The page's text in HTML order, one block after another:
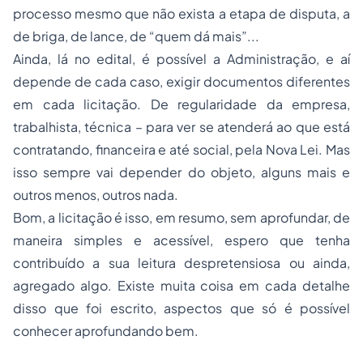
processo mesmo que não exista a etapa de disputa, a
de briga, de lance, de “quem dá mais”...
Ainda, lá no edital, é possível a Administração, e aí
depende de cada caso, exigir documentos diferentes
em cada licitação. De regularidade da empresa,
trabalhista, técnica – para ver se atenderá ao que está
contratando, financeira e até social, pela Nova Lei. Mas
isso sempre vai depender do objeto, alguns mais e
outros menos, outros nada.
Bom, a licitação é isso, em resumo, sem aprofundar, de
maneira simples e acessível, espero que tenha
contribuído a sua leitura despretensiosa ou ainda,
agregado algo. Existe muita coisa em cada detalhe
disso que foi escrito, aspectos que só é possível
conhecer aprofundando bem.